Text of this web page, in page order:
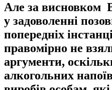
Але за висновком
у задоволенні
попередніх
правомірно не
аргументи,
алкогольних